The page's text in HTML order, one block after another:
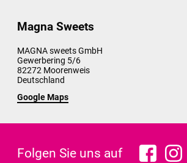
Magna Sweets
MAGNA sweets GmbH
Gewerbering 5/6
82272 Moorenweis
Deutschland
Google Maps
Folgen Sie uns auf